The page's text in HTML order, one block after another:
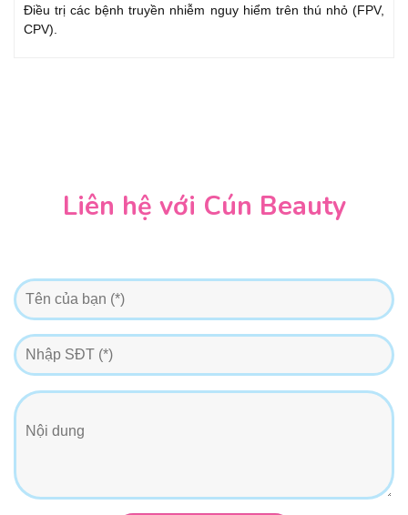
Điều trị các bệnh truyền nhiễm nguy hiểm trên thú nhỏ (FPV,
CPV).
Liên hệ với Cún Beauty